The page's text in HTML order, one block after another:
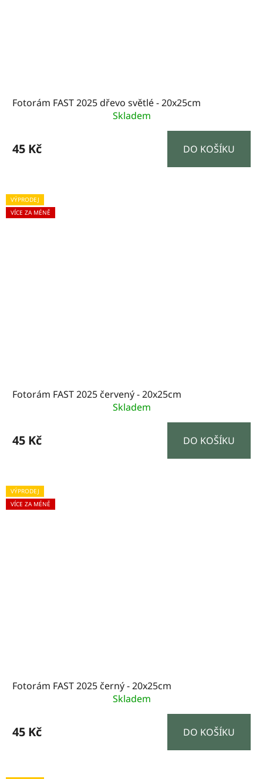
Fotorám FAST 2025 dřevo světlé - 20x25cm
Skladem
45 Kč DO KOŠÍKU
VÝPRODEJ
VÍCE ZA MÉNĚ
Fotorám FAST 2025 červený - 20x25cm
Skladem
45 Kč DO KOŠÍKU
VÝPRODEJ
VÍCE ZA MÉNĚ
Fotorám FAST 2025 černý - 20x25cm
Skladem
45 Kč DO KOŠÍKU